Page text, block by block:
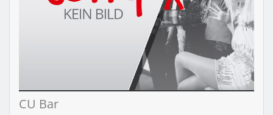
CU Bar